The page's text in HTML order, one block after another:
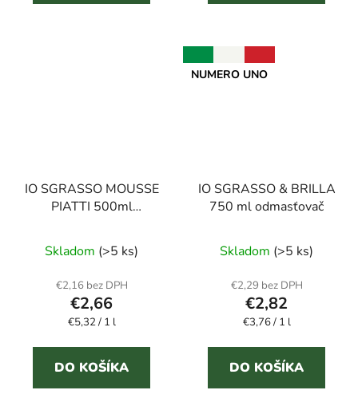
IO SGRASSO MOUSSE
PIATTI 500ml
umývanie riadu
hodnotenie
produktu
je
5,0
z
5
hviezdičiek.
Skladom (>5 ks)
€2,16 bez DPH
€2,66
Jednotková
€5,32 / 1 l
DO KOŠÍKA
NUMERO UNO
IO SGRASSO & BRILLA
750 ml odmasťovač
hodnotenie
produktu
je
4,0
z
5
hviezdičiek.
Skladom (>5 ks)
€2,29 bez DPH
€2,82
Jednotková
€3,76 / 1 l
DO KOŠÍKA